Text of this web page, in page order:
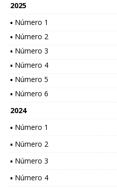
2025
▪ Número 1
▪ Número 2
▪ Número 3
▪ Número 4
▪ Número 5
▪ Número 6
2024
▪ Número 1
▪ Número 2
▪ Número 3
▪ Número 4